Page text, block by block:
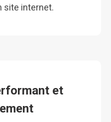
site internet.
et